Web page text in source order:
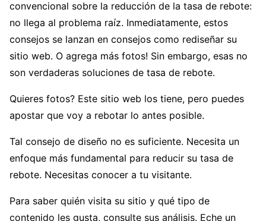
convencional sobre la reducción de la tasa de rebote:
no llega al problema raíz. Inmediatamente, estos
consejos se lanzan en consejos como rediseñar su
sitio web. O agrega más fotos! Sin embargo, esas no
son verdaderas soluciones de tasa de rebote.
Quieres fotos? Este sitio web los tiene, pero puedes
apostar que voy a rebotar lo antes posible.
Tal consejo de diseño no es suficiente. Necesita un
enfoque más fundamental para reducir su tasa de
rebote. Necesitas conocer a tu visitante.
Para saber quién visita su sitio y qué tipo de
contenido les gusta, consulte sus análisis. Eche un